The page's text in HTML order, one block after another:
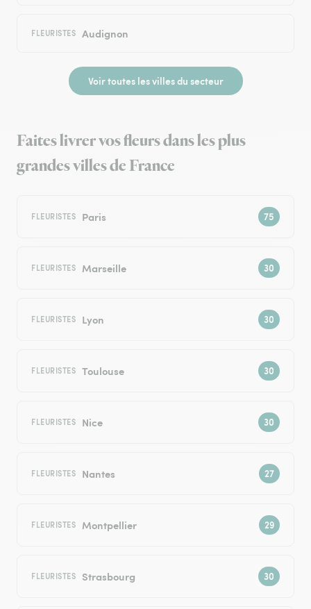
FLEURISTES Audignon
Voir toutes les villes du secteur
Faites livrer vos fleurs dans les plus
grandes villes de France
FLEURISTES Paris
FLEURISTES Marseille
FLEURISTES Lyon
FLEURISTES Toulouse
FLEURISTES Nice
FLEURISTES Nantes
FLEURISTES Montpellier
FLEURISTES Strasbourg